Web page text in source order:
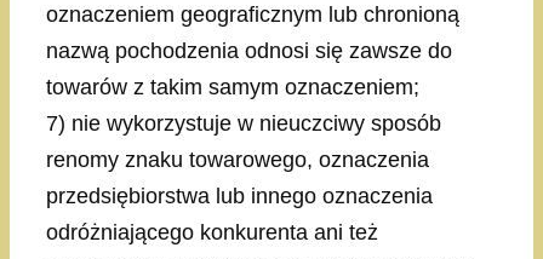
oznaczeniem geograficznym lub chronioną
nazwą pochodzenia odnosi się zawsze do
towarów z takim samym oznaczeniem;
7) nie wykorzystuje w nieuczciwy sposób
renomy znaku towarowego, oznaczenia
przedsiębiorstwa lub innego oznaczenia
odróżniającego konkurenta ani też